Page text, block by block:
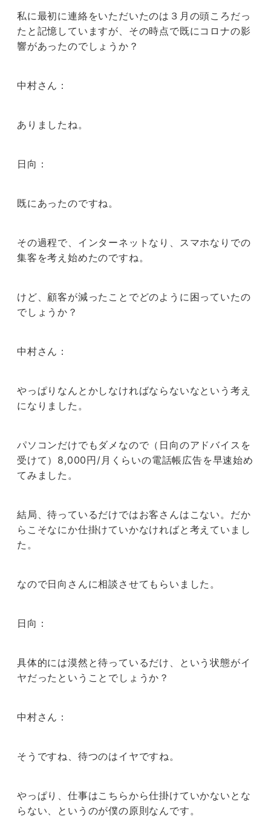
私に最初に連絡をいただいたのは３月の頭ころだっ
たと記憶していますが、その時点で既にコロナの影
響があったのでしょうか？
中村さん：
ありましたね。
日向：
既にあったのですね。
その過程で、インターネットなり、スマホなりでの
集客を考え始めたのですね。
けど、顧客が減ったことでどのように困っていたの
でしょうか？
中村さん：
やっぱりなんとかしなければならないなという考え
になりました。
パソコンだけでもダメなので（日向のアドバイスを
受けて）8,000円/月くらいの電話帳広告を早速始め
てみました。
結局、待っているだけではお客さんはこない。だか
らこそなにか仕掛けていかなければと考えていまし
た。
なので日向さんに相談させてもらいました。
日向：
具体的には漠然と待っているだけ、という状態がイ
ヤだったということでしょうか？
中村さん：
そうですね、待つのはイヤですね。
やっぱり、仕事はこちらから仕掛けていかないとな
らない、というのが僕の原則なんです。